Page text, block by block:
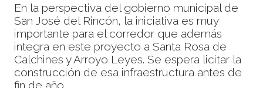
En la perspectiva del gobierno municipal de
San José del Rincón, la iniciativa es muy
importante para el corredor que además
integra en este proyecto a Santa Rosa de
Calchines y Arroyo Leyes. Se espera licitar la
construcción de esa infraestructura antes de
fin de año.